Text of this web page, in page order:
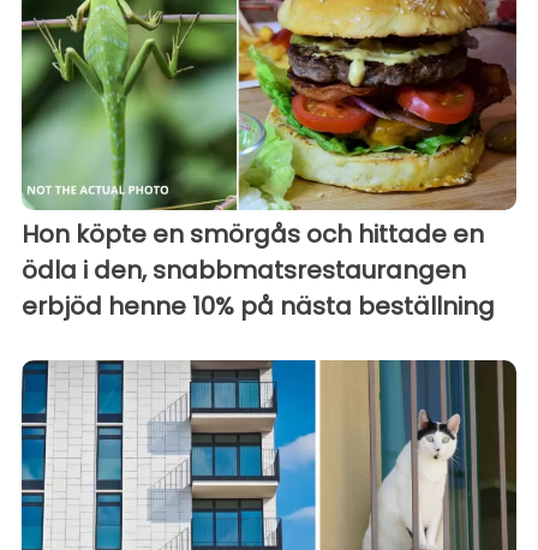
Hon köpte en smörgås och hittade en
ödla i den, snabbmatsrestaurangen
erbjöd henne 10% på nästa beställning